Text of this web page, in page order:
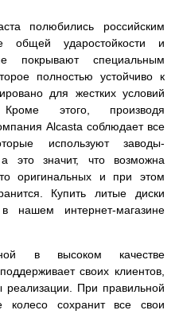
полюбились российским
общей ударостойкости и
покрывают специальным
полностью устойчиво к
для жестких условий
этого, производя
Alcasta соблюдает все
используют заводы-
это значит, что возможна
оригинальных и при этом
Купить литые диски
интернет-магазине
в высоком качестве
своих клиентов,
реализации. При правильной
колесо сохранит все свои